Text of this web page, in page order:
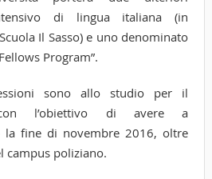
di lingua italiana (in
Il Sasso) e uno denominato
Program”.
sono allo studio per il
l’obiettivo di avere a
la fine di novembre 2016, oltre
campus poliziano.